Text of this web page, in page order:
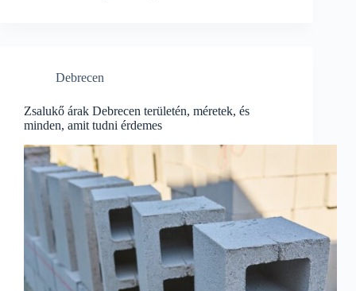
Debrecen
Zsalukő árak Debrecen területén, méretek, és
minden, amit tudni érdemes